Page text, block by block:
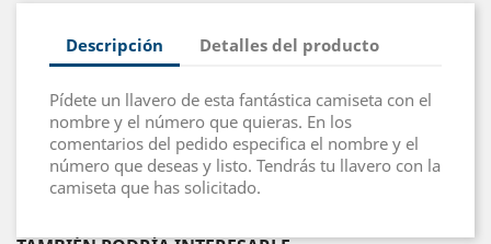
Descripción Detalles del producto
Pídete un llavero de esta fantástica camiseta con el
nombre y el número que quieras. En los
comentarios del pedido especifica el nombre y el
número que deseas y listo. Tendrás tu llavero con la
camiseta que has solicitado.